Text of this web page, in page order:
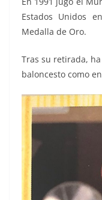
Estados Unidos
Medalla de Oro.
Tras su retirada,
baloncesto como